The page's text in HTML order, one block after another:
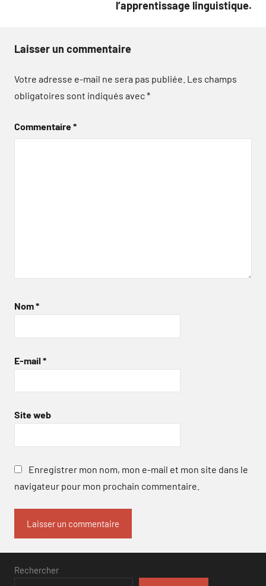
l’apprentissage linguistique.
Laisser un commentaire
Votre adresse e-mail ne sera pas publiée. Les champs
obligatoires sont indiqués avec*
Commentaire*
Nom*
E-mail *
Site web
Enregistrer mon nom, mon e-mail et mon site dans le
navigateur pour mon prochain commentaire.
Rechercher